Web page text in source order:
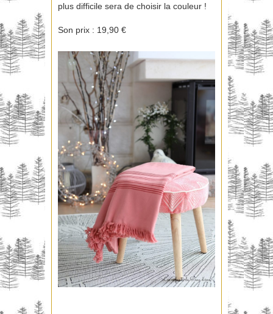
plus difficile sera de choisir la couleur !
Son prix : 19,90 €